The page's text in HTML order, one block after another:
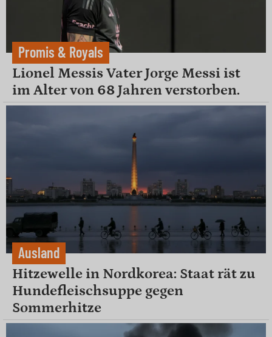
Promis & Royals
Lionel Messis Vater Jorge Messi ist
im Alter von 68 Jahren verstorben.
Ausland
Hitzewelle in Nordkorea: Staat rät zu
Hundefleischsuppe gegen
Sommerhitze